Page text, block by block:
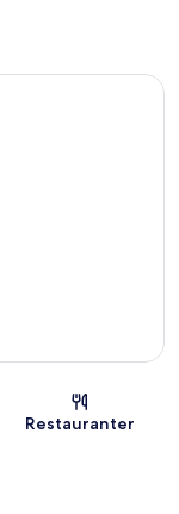
Restauranter